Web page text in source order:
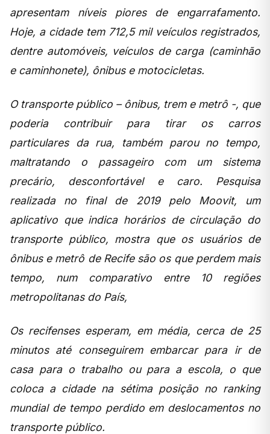
apresentam níveis piores de engarrafamento.
Hoje, a cidade tem 712,5 mil veículos registrados,
dentre automóveis, veículos de carga (caminhão
e caminhonete), ônibus e motocicletas.
O transporte público – ônibus, trem e metrô -, que
poderia contribuir para tirar os carros
particulares da rua, também parou no tempo,
maltratando o passageiro com um sistema
precário, desconfortável e caro. Pesquisa
realizada no final de 2019 pelo Moovit, um
aplicativo que indica horários de circulação do
transporte público, mostra que os usuários de
ônibus e metrô de Recife são os que perdem mais
tempo, num comparativo entre 10 regiões
metropolitanas do País,
Os recifenses esperam, em média, cerca de 25
minutos até conseguirem embarcar para ir de
casa para o trabalho ou para a escola, o que
coloca a cidade na sétima posição no ranking
mundial de tempo perdido em deslocamentos no
transporte público.